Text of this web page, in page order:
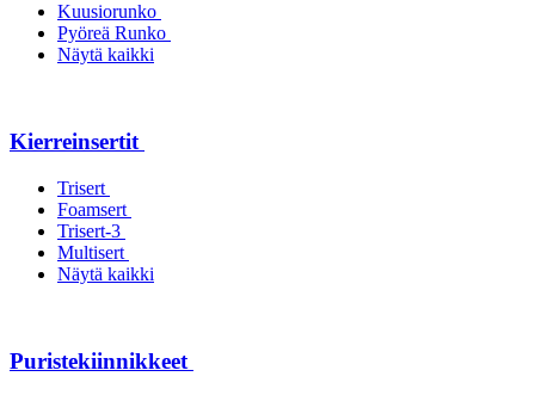
Kuusiorunko
Pyöreä Runko
Näytä kaikki
Kierreinsertit
Trisert
Foamsert
Trisert-3
Multisert
Näytä kaikki
Puristekiinnikkeet